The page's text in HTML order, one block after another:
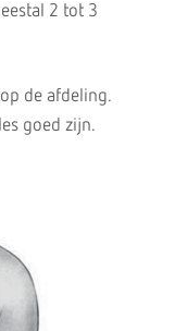
2 tot 3
de afdeling.
goed zijn.